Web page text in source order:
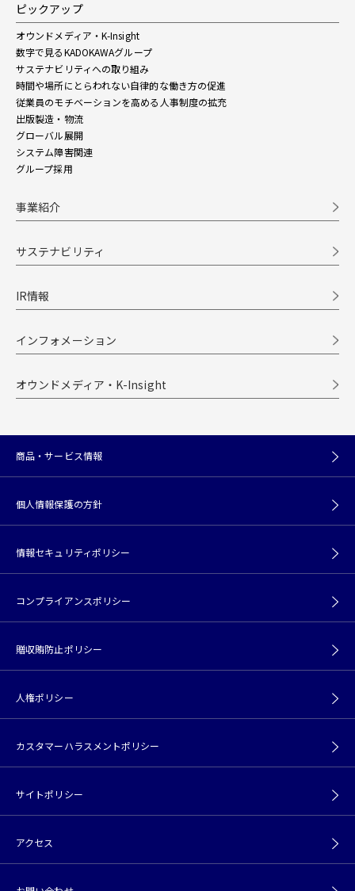
ピックアップ
オウンドメディア・K-Insight
数字で見るKADOKAWAグループ
サステナビリティへの取り組み
時間や場所にとらわれない自律的な働き方の促進
従業員のモチベーションを高める人事制度の拡充
出版製造・物流
グローバル展開
システム障害関連
グループ採用
事業紹介
サステナビリティ
IR情報
インフォメーション
オウンドメディア・K-Insight
商品・サービス情報
個人情報保護の方針
情報セキュリティポリシー
コンプライアンスポリシー
贈収賄防止ポリシー
人権ポリシー
カスタマーハラスメントポリシー
サイトポリシー
アクセス